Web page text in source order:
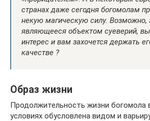
странах даже сегодня богомолам
некую магическую силу. Возможно,
являющееся объектом суеверий,
интерес и вам захочется держать
качестве ?
Образ жизни
Продолжительность жизни богомола
условиях обусловлена видом и